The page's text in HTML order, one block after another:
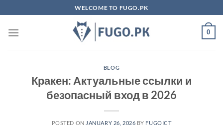
to
content
WELCOME TO FUGO.PK
0
BLOG
Кракен: Актуальные ссылки и
безопасный вход в 2026
POSTED ON JANUARY 26, 2026 BY FUGOICT